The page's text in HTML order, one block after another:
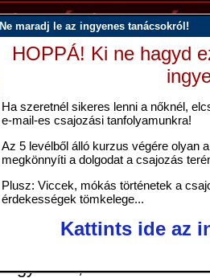
Ne maradj le az ingyenes tanácsokról!
HOPPÁ! Ki ne hagyd
Ha szeretnél sikeres lenni a nőknél,
e-mail-es csajozási tanfolyamunkra!
Az 5 levélből álló kurzus végére olyan
megkönnyíti a dolgodat a csajozás
Plusz: Viccek, mókás történetek a
érdekességek tömkelege...
Kattints ide az
Milyen
A nők azt szeretik, ha
Rövidre nyírt - 51%
Teljesen leborotvált - 23%
Szőrös - 16%
Egyedien, mintásra